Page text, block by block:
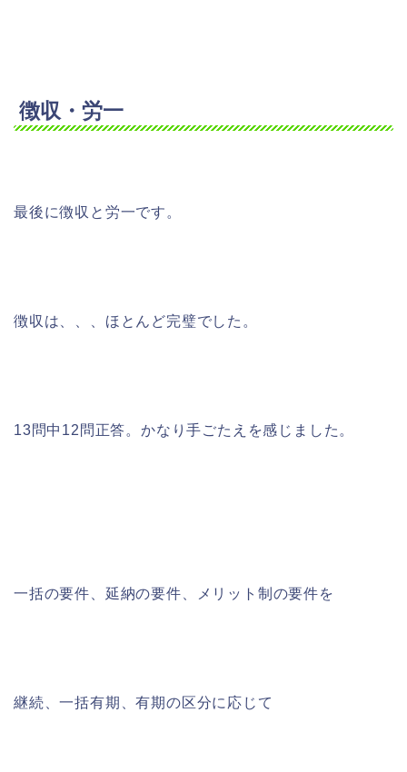
徴収・労一
最後に徴収と労一です。
徴収は、、、ほとんど完璧でした。
13問中12問正答。かなり手ごたえを感じました。
一括の要件、延納の要件、メリット制の要件を
継続、一括有期、有期の区分に応じて